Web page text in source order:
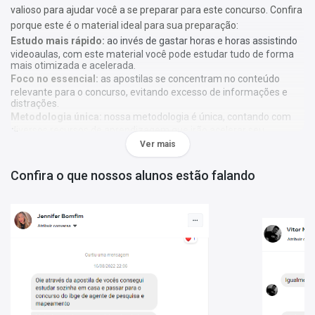
valioso para ajudar você a se preparar para este concurso. Confira
porque este é o material ideal para sua preparação:
Estudo mais rápido: ao invés de gastar horas e horas assistindo
videoaulas, com este material você pode estudar tudo de forma
mais otimizada e acelerada.
Foco no essencial: as apostilas se concentram no conteúdo
relevante para o concurso, evitando excesso de informações e
distrações.
Metodologia única:
nossa metodologia é única, contando com
diversos recursos de aprendizagem que irão acelerar seu
aprendizado, gráficos, tabelas e destaques do que é mais
importante e conteúdo direto ao ponto.
AApostila Prefeitura de São João do Manhuaçu - MG 2024 -
cada matéria e com larga experiência em concursos.
Apostila com todo o conteúdo teórico necessário para sua
Questões gabaritadas de acordo com o perfil da sua prova;
Tabelas, gráficos e outros recursos visuais para facilitar seu
aprendizado;
Bônus: curso online Básico para Concursos (abaixo mais
Ver mais
Confira o que nossos alunos estão falando